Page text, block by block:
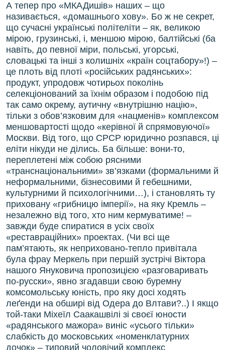
А тепер про «МКАДишів» наших – що
називається, «домашнього хову». Бо ж не секрет,
що сучасні українські політеліти – як, великою
мірою, грузинські, і, меншою мірою, балтійські (ба
навіть, до певної міри, польські, угорські,
словацькі та інші з колишніх «країн соцтабору»!) –
це плоть від плоті «російських радянських»:
продукт, упродовж чотирьох поколінь
селекціонований за їхнім образом і подобою під
так само окрему, аутичну «внутрішню націю»,
тільки з обов’язковим для «нацменів» комплексом
меншовартості щодо «керівної й спрямовуючої»
Москви. Від того, що СРСР юридично розпався, ці
еліти нікуди не ділись. Ба більше: вони-то,
переплетені між собою рясними
«транснаціональними» зв’язками (формальними й
неформальними, бізнесовими й гебешними,
культурними й психологічними…), і становлять ту
приховану «грибницю імперії», на яку Кремль –
незалежно від того, хто ним кермуватиме! –
завжди буде спиратися в усіх своїх
«реставраційних» проектах. (Чи всі ще
пам’ятають, як неприховано-тепло привітала
була фрау Меркель при першій зустрічі Віктора
нашого Януковича пропозицією «разговаривать
по-русски», явно згадавши свою буремну
комсомольську юність, про яку досі ходять
леґенди на обширі від Одера до Влтави?..) І якщо
той-таки Міхеїл Саакашвілі зі своєї юности
«радянського мажора» виніс «усього тільки»
слабкість до московських «номенклатурних
дочок» – типовий чоловічий комплекс